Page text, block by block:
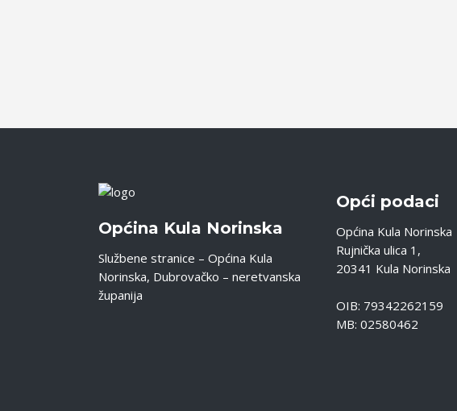
Općina Kula Norinska
Službene stranice – Općina Kula
Norinska, Dubrovačko – neretvanska
županija
Opći podaci
Općina Kula Norinska
Rujnička ulica 1,
20341 Kula Norinska
OIB: 79342262159
MB: 02580462